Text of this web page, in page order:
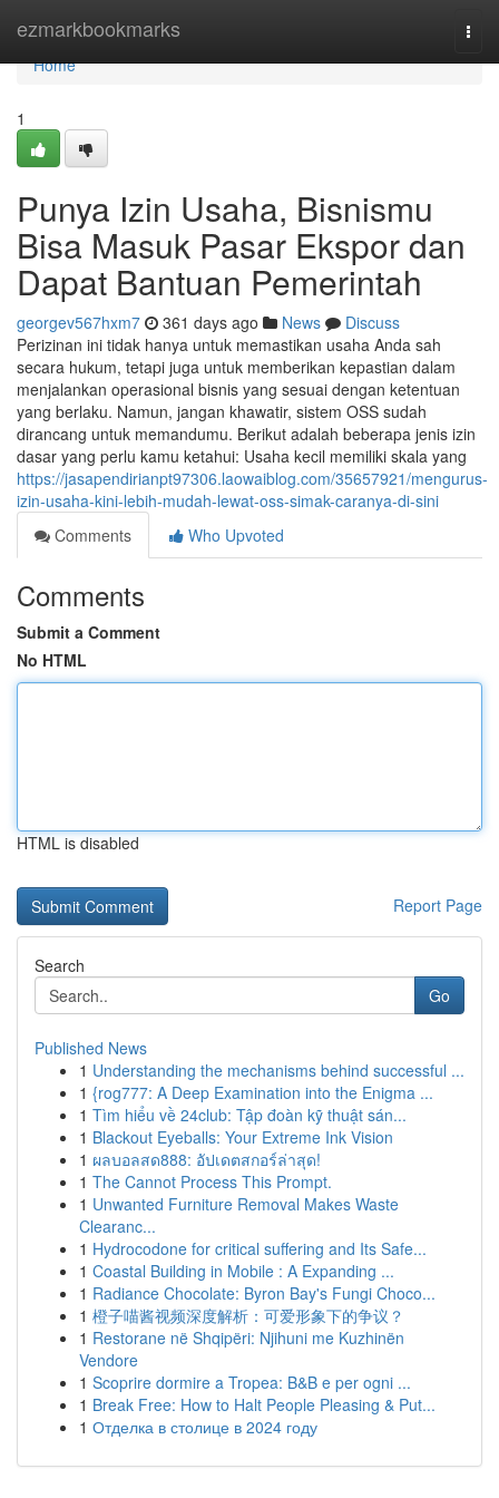
ezmarkbookmarks
Home
Home
1
Punya Izin Usaha, Bisnismu
Bisa Masuk Pasar Ekspor dan
Dapat Bantuan Pemerintah
georgev567hxm7 361 days ago News
Discuss
Perizinan ini tidak hanya untuk memastikan usaha Anda sah
secara hukum, tetapi juga untuk memberikan kepastian dalam
menjalankan operasional bisnis yang sesuai dengan ketentuan
yang berlaku. Namun, jangan khawatir, sistem OSS sudah
dirancang untuk memandumu. Berikut adalah beberapa jenis izin
dasar yang perlu kamu ketahui: Usaha kecil memiliki skala yang
https://jasapendirianpt97306.laowaiblog.com/35657921/mengurus-
izin-usaha-kini-lebih-mudah-lewat-oss-simak-caranya-di-sini
Comments
Who Upvoted
Comments
Submit a Comment
No HTML
HTML is disabled
Report Page
Search
Go
Published News
1 Understanding the mechanisms behind successful ...
1 {rog777: A Deep Examination into the Enigma ...
1 Tìm hiểu về 24club: Tập đoàn kỹ thuật sán...
1 Blackout Eyeballs: Your Extreme Ink Vision
1 ผลบอลสด888: อัปเดตสกอร์ล่าสุด!
1 The Cannot Process This Prompt.
1 Unwanted Furniture Removal Makes Waste
Clearanc...
1 Hydrocodone for critical suffering and Its Safe...
1 Coastal Building in Mobile : A Expanding ...
1 Radiance Chocolate: Byron Bay's Fungi Choco...
1 橙子喵酱视频深度解析：可爱形象下的争议？
1 Restorane në Shqipëri: Njihuni me Kuzhinën
Vendore
1 Scoprire dormire a Tropea: B&B e per ogni ...
1 Break Free: How to Halt People Pleasing & Put...
1 Отделка в столице в 2024 году